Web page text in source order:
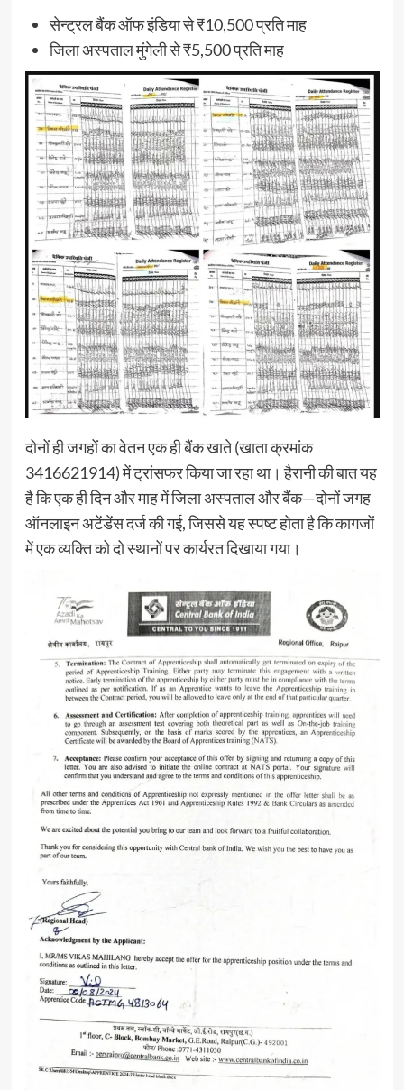
सेन्ट्रल बैंक ऑफ इंडिया से ₹10,500 प्रति माह
जिला अस्पताल मुंगेली से ₹5,500 प्रति माह
दोनों ही जगहों का वेतन एक ही बैंक खाते (खाता क्रमांक
3416621914) में ट्रांसफर किया जा रहा था। हैरानी की बात यह
है कि एक ही दिन और माह में जिला अस्पताल और बैंक—दोनों जगह
ऑनलाइन अटेंडेंस दर्ज की गई, जिससे यह स्पष्ट होता है कि कागजों
में एक व्यक्ति को दो स्थानों पर कार्यरत दिखाया गया।